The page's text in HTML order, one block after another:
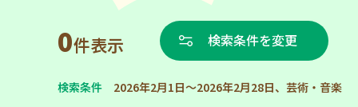
0件表示 検索条件を変更
検索条件 2026年2月1日～2026年2月28日、芸術・音楽